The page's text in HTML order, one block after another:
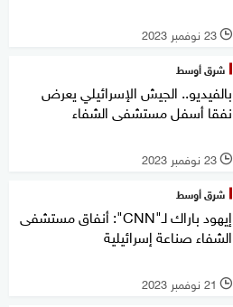
l 23 نوفمبر 2023
شرق أوسط
بالفيديو.. الجيش الإسرائيلي يعرض
نفقا أسفل مستشفى الشفاء
l 23 نوفمبر 2023
شرق أوسط
إيهود باراك لـ"CNN": أنفاق مستشفى
الشفاء صناعة إسرائيلية
l 21 نوفمبر 2023